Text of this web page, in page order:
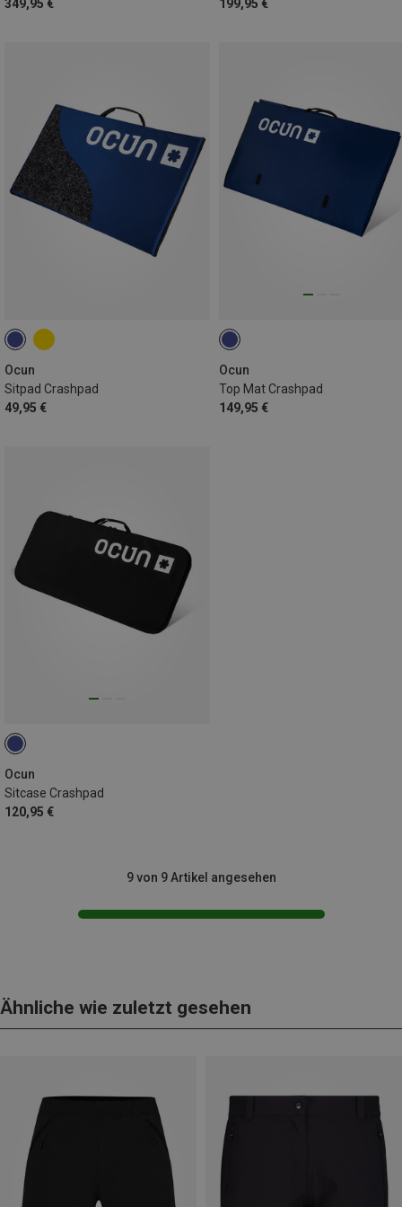
349,95 € 199,95 €
Ocun
Sitpad Crashpad
49,95 €
Ocun
Top Mat Crashpad
149,95 €
Ocun
Sitcase Crashpad
120,95 €
9 von 9 Artikel angesehen
Ähnliche wie zuletzt gesehen